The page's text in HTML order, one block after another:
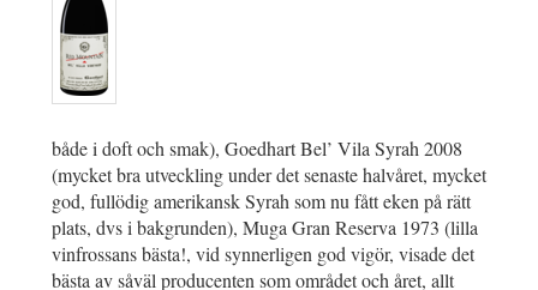
både i doft och smak), Goedhart Bel’ Vila Syrah 2008
(mycket bra utveckling under det senaste halvåret, mycket
god, fullödig amerikansk Syrah som nu fått eken på rätt
plats, dvs i bakgrunden), Muga Gran Reserva 1973 (lilla
vinfrossans bästa!, vid synnerligen god vigör, visade det
bästa av såväl producenten som området och året, allt